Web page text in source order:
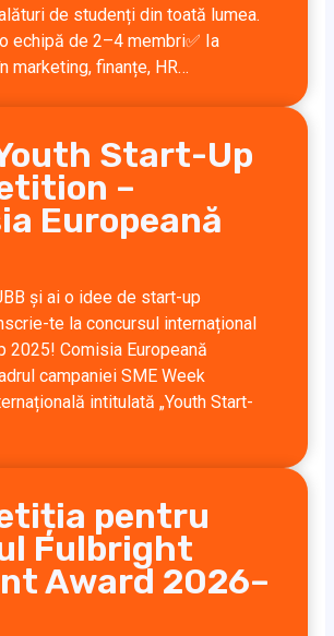
de studenți din toată lumea.
echipă de 2–4 membri✅ Ia
marketing, finanțe, HR…
Start-Up
–
Europeană
și ai o idee de start-up
te la concursul internațional
2025! Comisia Europeană
campaniei SME Week
intitulată „Youth Start-
pentru
Fulbright
Award 2026–